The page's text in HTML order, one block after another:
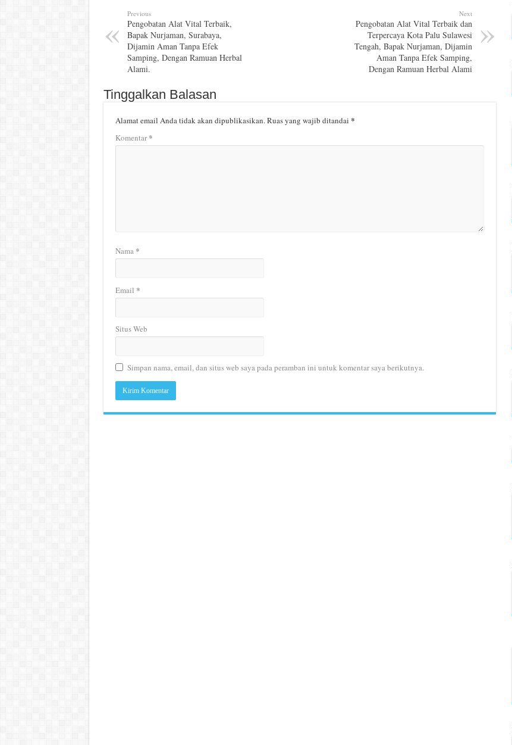
Previous
Pengobatan Alat Vital Terbaik,
Bapak Nurjaman, Surabaya,
Dijamin Aman Tanpa Efek
Samping, Dengan Ramuan Herbal
Alami.
Next
Pengobatan Alat Vital Terbaik dan
Terpercaya Kota Palu Sulawesi
Tengah, Bapak Nurjaman, Dijamin
Aman Tanpa Efek Samping,
Dengan Ramuan Herbal Alami
Tinggalkan Balasan
Alamat email Anda tidak akan dipublikasikan.Ruas yang wajib ditandai *
Komentar*
Nama *
Email *
Situs Web
Simpan nama, email, dan situs web saya pada peramban ini untuk komentar saya berikutnya.